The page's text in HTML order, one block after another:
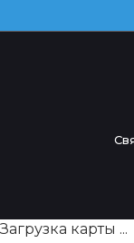
Загрузка карты ...